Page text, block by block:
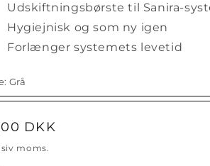
Udskiftningsbørste til Sanira-
Hygiejnisk og som ny igen
Forlænger systemets levetid
Grå
DKK
moms.